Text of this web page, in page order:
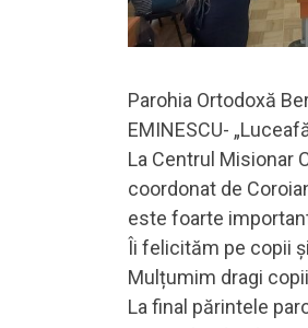
Parohia Ortodoxă
EMINESCU-
La Centrul Misionar
coordonat de
este foarte
Îi felicităm pe copii
Mulțumim dragi
La final părintele